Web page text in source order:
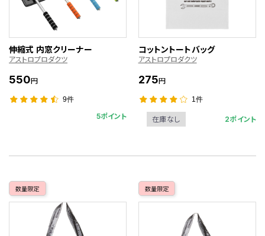
伸縮式 内窓クリーナー
アストロプロダクツ
550円
9件
5ポイント
コットントートバッグ
アストロプロダクツ
275円
1件
在庫なし 2ポイント
数量限定 数量限定